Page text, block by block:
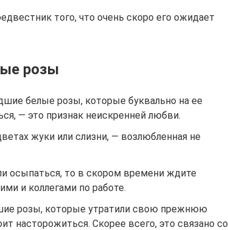
того, что очень скоро его ожидает
розы
белые розы, которые буквально на ее
— это признак неискренней любви.
жуки или слизни, — возлюбленная не
осыпаться, то в скором времени ждите
и коллегами по работе.
розы, которые утратили свою прежнюю
насторожиться. Скорее всего, это связано со